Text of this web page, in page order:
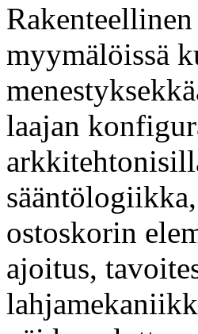
myymälöissä
laajan
ostoskorin
ajoitus,